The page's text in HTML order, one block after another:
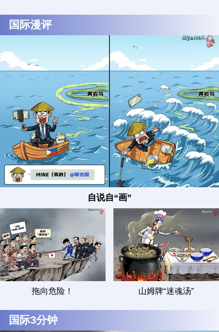
国际漫评
自说自“画”
拖向危险！ 山姆牌“迷魂汤”
国际3分钟